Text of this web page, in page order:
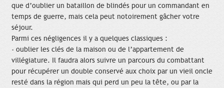
que d’oublier un bataillon de blindés pour un commandant en
temps de guerre, mais cela peut notoirement gâcher votre
séjour.
Parmi ces négligences il y a quelques classiques :
- oublier les clés de la maison ou de l’appartement de
villégiature. Il faudra alors suivre un parcours du combattant
pour récupérer un double conservé aux choix par un vieil oncle
resté dans la région mais qui perd un peu la tête, ou par la